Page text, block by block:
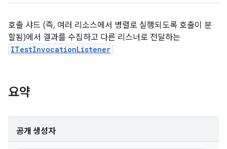
호출 샤드 (즉, 여러 리소스에서 병렬로 실행되도록 호출이 분
할됨)에서 결과를 수집하고 다른 리스너로 전달하는
ITestInvocationListener
요약
공개 생성자